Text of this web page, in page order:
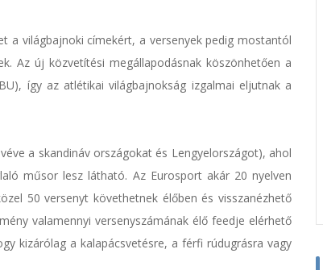
a világbajnoki címekért, a versenyek pedig mostantól
Az új közvetítési megállapodásnak köszönhetően a
így az atlétikai világbajnokság izgalmai eljutnak a
a skandináv országokat és Lengyelországot), ahol
műsor lesz látható. Az Eurosport akár 20 nyelven
50 versenyt követhetnek élőben és visszanézhető
valamennyi versenyszámának élő feedje elérhető
kizárólag a kalapácsvetésre, a férfi rúdugrásra vagy